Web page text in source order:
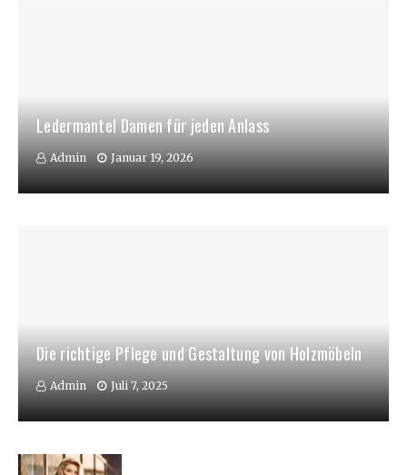
Ledermantel Damen für jeden Anlass
Admin Januar 19, 2026
Die richtige Pflege und Gestaltung von Holzmöbeln
Admin Juli 7, 2025